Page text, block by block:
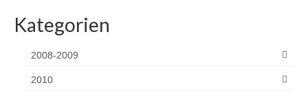
Kategorien
2008-2009
2010